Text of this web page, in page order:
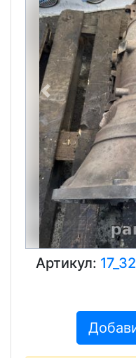
Previous
Артикул: